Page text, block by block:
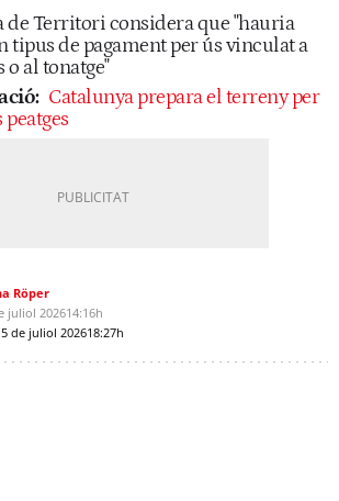
de Territori considera que "hauria
tipus de pagament per ús vinculat a
o al tonatge"
Catalunya prepara el terreny per
Röper
juliol 202614:16h
5 de juliol 202618:27h